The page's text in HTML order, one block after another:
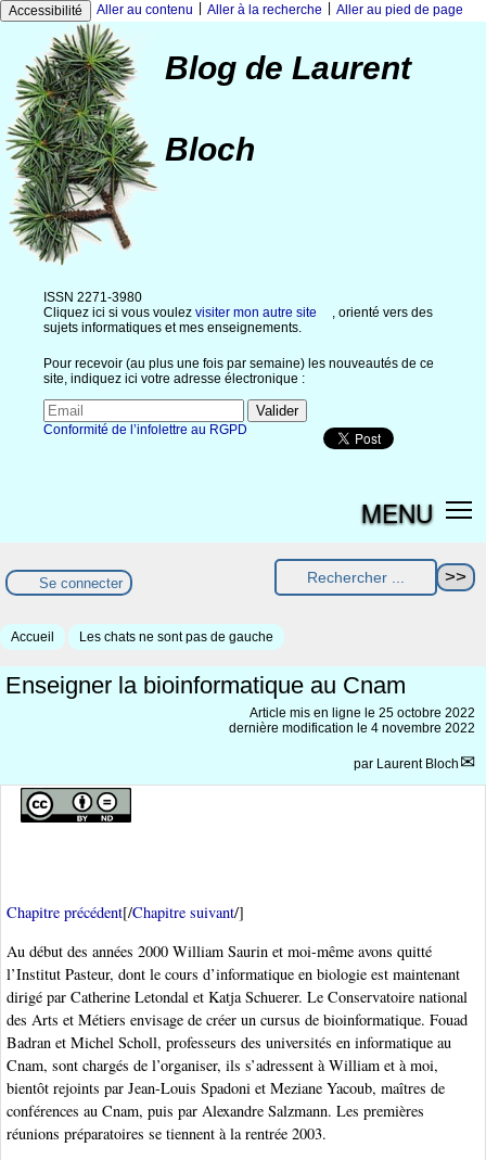
Accessibilité Aller au contenu Aller à la recherche Aller au pied de page
Blog de Laurent
Bloch
ISSN 2271-3980
Cliquez ici si vous voulez visiter mon autre site
, orienté vers des
sujets informatiques et mes enseignements.
Pour recevoir (au plus une fois par semaine) les nouveautés de ce
site, indiquez ici votre adresse électronique :
Conformité de l’infolettre au RGPD
MENU
Se connecter
Accueil Les chats ne sont pas de gauche
Enseigner la bioinformatique au Cnam
Article mis en ligne le 25 octobre 2022
dernière modification le 4 novembre 2022
par Laurent Bloch
Chapitre précédent[/Chapitre suivant/]
Au début des années 2000 William Saurin et moi-même avons quitté
l’Institut Pasteur, dont le cours d’informatique en biologie est maintenant
dirigé par Catherine Letondal et Katja Schuerer. Le Conservatoire national
des Arts et Métiers envisage de créer un cursus de bioinformatique. Fouad
Badran et Michel Scholl, professeurs des universités en informatique au
Cnam, sont chargés de l’organiser, ils s’adressent à William et à moi,
bientôt rejoints par Jean-Louis Spadoni et Meziane Yacoub, maîtres de
conférences au Cnam, puis par Alexandre Salzmann. Les premières
réunions préparatoires se tiennent à la rentrée 2003.